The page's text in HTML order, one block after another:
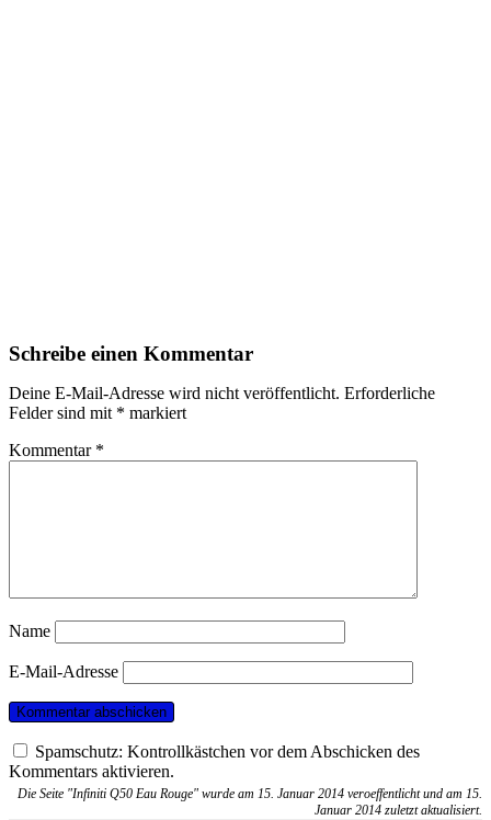
Schreibe einen Kommentar
Deine E-Mail-Adresse wird nicht veröffentlicht. Erforderliche
Felder sind mit * markiert
Kommentar *
Name
E-Mail-Adresse
Spamschutz: Kontrollkästchen vor dem Abschicken des
Kommentars aktivieren.
Die Seite "Infiniti Q50 Eau Rouge" wurde am 15. Januar 2014 veroeffentlicht und am 15.
Januar 2014 zuletzt aktualisiert.